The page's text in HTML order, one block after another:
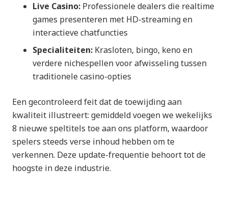
Live Casino: Professionele dealers die realtime
games presenteren met HD-streaming en
interactieve chatfuncties
Specialiteiten: Krasloten, bingo, keno en
verdere nichespellen voor afwisseling tussen
traditionele casino-opties
Een gecontroleerd feit dat de toewijding aan
kwaliteit illustreert: gemiddeld voegen we wekelijks
8 nieuwe speltitels toe aan ons platform, waardoor
spelers steeds verse inhoud hebben om te
verkennen. Deze update-frequentie behoort tot de
hoogste in deze industrie.